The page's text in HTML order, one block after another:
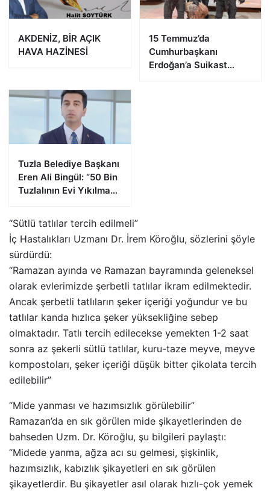
AKDENİZ, BİR AÇIK
HAVA HAZİNESİ
15 Temmuz’da
Cumhurbaşkanı
Erdoğan’a Suikast
Tuzla Belediye Başkanı
Eren Ali Bingül: “50 Bin
Tuzlalının Evi Yıkılma
“Sütlü tatlılar tercih edilmeli”
İç Hastalıkları Uzmanı Dr. İrem Köroğlu, sözlerini şöyle
sürdürdü:
“Ramazan ayında ve Ramazan bayramında geleneksel
olarak evlerimizde şerbetli tatlılar ikram edilmektedir.
Ancak şerbetli tatlıların şeker içeriği yoğundur ve bu
tatlılar kanda hızlıca şeker yüksekliğine sebep
olmaktadır. Tatlı tercih edilecekse yemekten 1-2 saat
sonra az şekerli sütlü tatlılar, kuru-taze meyve, meyve
kompostoları, şeker içeriği düşük bitter çikolata tercih
edilebilir”
“Mide yanması ve hazımsızlık görülebilir”
Ramazan’da en sık görülen mide şikayetlerinden de
bahseden Uzm. Dr. Köroğlu, şu bilgileri paylaştı:
“Midede yanma, ağza acı su gelmesi, şişkinlik,
hazımsızlık, kabızlık şikayetleri en sık görülen
şikayetlerdir. Bu şikayetler asıl olarak hızlı-çok yemek